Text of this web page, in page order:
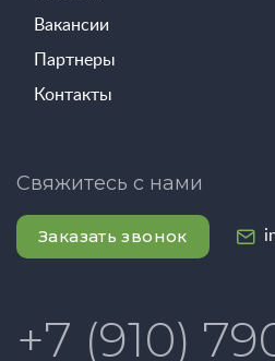
Вакансии
Партнеры
Контакты
Свяжитесь с нами
Заказать звонок
+7 (910)